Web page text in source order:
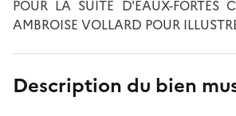
POUR LA SUITE D'EAUX-FORTES
AMBROISE VOLLARD POUR
Description du bien